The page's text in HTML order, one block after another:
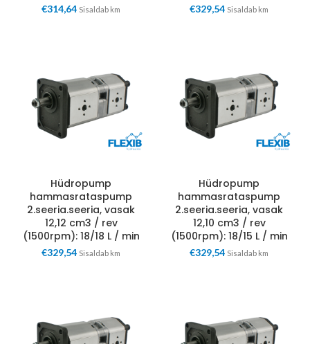
€314,64 Sisaldab km €329,54 Sisaldab km
Hüdropump
hammasrataspump
2.seeria.seeria, vasak
12,12 cm3 / rev
(1500rpm): 18/18 L / min
€329,54 Sisaldab km
Hüdropump
hammasrataspump
2.seeria.seeria, vasak
12,10 cm3 / rev
(1500rpm): 18/15 L / min
€329,54 Sisaldab km